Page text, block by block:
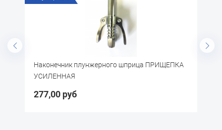
плунжерного шприца ПРИЩЕПКА
Щётка по металлу